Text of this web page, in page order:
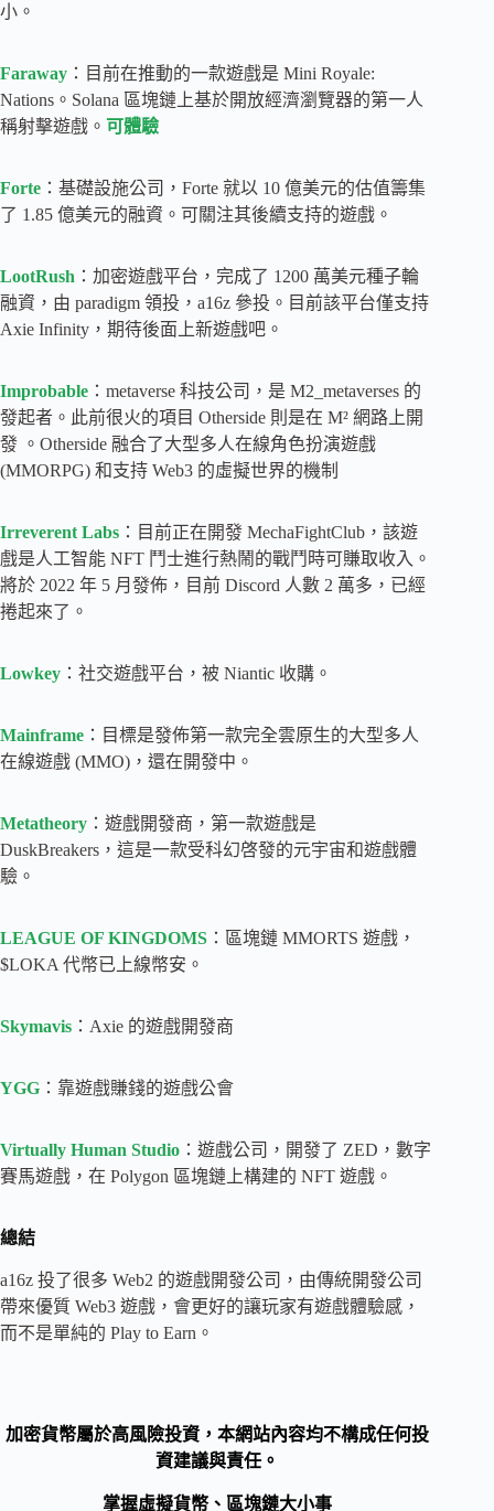
小。
Faraway ：目前在推動的一款遊戲是 Mini Royale:
Nations。Solana 區塊鏈上基於開放經濟瀏覽器的第一人
稱射擊遊戲。 可體驗
Forte ：基礎設施公司，Forte 就以 10 億美元的估值籌集
了 1.85 億美元的融資。可關注其後續支持的遊戲。
LootRush ：加密遊戲平台，完成了 1200 萬美元種子輪
融資，由 paradigm 領投，a16z 參投。目前該平台僅支持
Axie Infinity，期待後面上新遊戲吧。
Improbable ：metaverse 科技公司，是 M2_metaverses 的
發起者。此前很火的項目 Otherside 則是在 M² 網路上開
發 。Otherside 融合了大型多人在線角色扮演遊戲
(MMORPG) 和支持 Web3 的虛擬世界的機制
Irreverent Labs ：目前正在開發 MechaFightClub，該遊
戲是人工智能 NFT 鬥士進行熱鬧的戰鬥時可賺取收入。
將於 2022 年 5 月發佈，目前 Discord 人數 2 萬多，已經
捲起來了。
Lowkey ：社交遊戲平台，被 Niantic 收購。
Mainframe ：目標是發佈第一款完全雲原生的大型多人
在線遊戲 (MMO)，還在開發中。
Metatheory ：遊戲開發商，第一款遊戲是
DuskBreakers，這是一款受科幻啓發的元宇宙和遊戲體
驗。
LEAGUE OF KINGDOMS ：區塊鏈 MMORTS 遊戲，
$LOKA 代幣已上線幣安。
Skymavis ：Axie 的遊戲開發商
YGG ：靠遊戲賺錢的遊戲公會
Virtually Human Studio ：遊戲公司，開發了 ZED，數字
賽馬遊戲，在 Polygon 區塊鏈上構建的 NFT 遊戲。
總結
a16z 投了很多 Web2 的遊戲開發公司，由傳統開發公司
帶來優質 Web3 遊戲，會更好的讓玩家有遊戲體驗感，
而不是單純的 Play to Earn。
加密貨幣屬於高風險投資，本網站內容均不構成任何投
資建議與責任。
掌握虛擬貨幣、區塊鏈大小事